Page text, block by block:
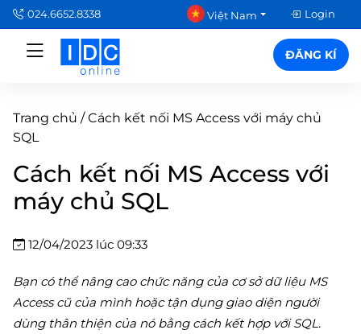
024.6652.8338 Việt Nam Login
ĐĂNG KÍ
Trang chủ /Cách kết nối MS Access với máy chủ
SQL
Cách kết nối MS Access với
máy chủ SQL
12/04/2023 lúc 09:33
Bạn có thể nâng cao chức năng của cơ sở dữ liệu MS
Access cũ của mình hoặc tận dụng giao diện người
dùng thân thiện của nó bằng cách kết hợp với SQL.